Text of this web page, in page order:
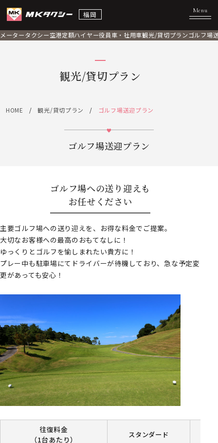
福岡
メータータクシー空港定額ハイヤー役員車・社用車観光/貸切プランゴルフ場
観光/貸切プラン
HOME 観光/貸切プラン ゴルフ場送迎プラン
ゴルフ場送迎プラン
ゴルフ場への送り迎えも
お任せください
主要ゴルフ場への送り迎えを、お得な料金でご提案。
大切なお客様への最高のおもてなしに！
ゆっくりとゴルフを愉しまれたい貴方に！
プレー中も駐車場にてドライバーが待機しており、急な予定変
更があっても安心！
往復料金
（1台あたり）
スタンダード